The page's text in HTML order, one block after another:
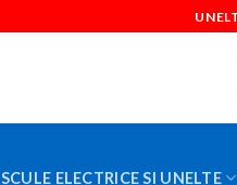
SCULE ELECTRICE SI UNELTE